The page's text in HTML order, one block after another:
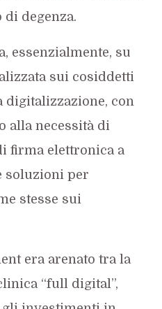
degenza.
essenzialmente, su
sui cosiddetti
digitalizzazione, con
alla necessità di
firma elettronica a
soluzioni per
stesse sui
era arenato tra la
“full digital”,